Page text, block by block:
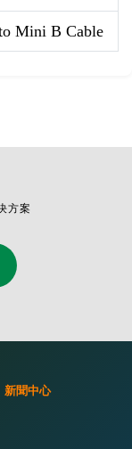
Mini B Cable
方案
新聞中心